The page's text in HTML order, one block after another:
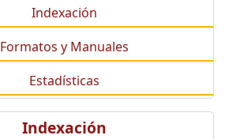
Indexación
Formatos y Manuales
Estadísticas
Indexación